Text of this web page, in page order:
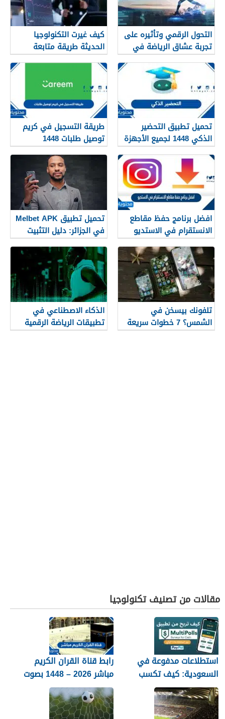
التحول الرقمي وتأثيره على
تجربة عشاق الرياضة في
الجزائر
كيف غيرت التكنولوجيا
الحديثة طريقة متابعة
المصريين للرياضة
تحميل تطبيق التحضير
الذكي 1448 لجميع الأجهزة
طريقة التسجيل في كريم
توصيل طلبات 1448
افضل برنامج حفظ مقاطع
الانستقرام في الاستديو
2026
تحميل تطبيق Melbet APK
في الجزائر: دليل التثبيت
والاستخدام 2026
تلفونك بيسخن في
الشمس؟ 7 خطوات سريعة
لإنقاذ الموبايل فورا
الذكاء الاصطناعي في
تطبيقات الرياضة الرقمية
مقالات من تصنيف تكنولوجيا
استطلاعات مدفوعة في
السعودية: كيف تكسب
المال مع MultiPolls
رابط قناة القران الكريم
مباشر 2026 – 1448 بصوت
جميل